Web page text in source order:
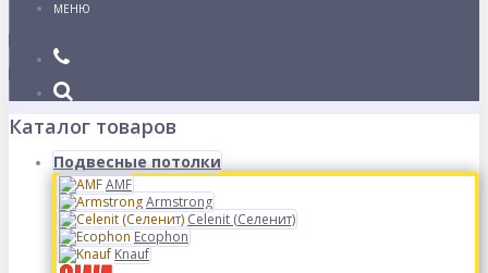
МЕНЮ
Каталог товаров
Подвесные потолки
AMF
Armstrong
Celenit (Селенит)
Ecophon
Knauf